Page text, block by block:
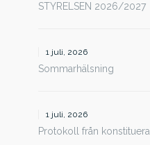
STYRELSEN 2026/2027
1 juli, 2026
Sommarhälsning
1 juli, 2026
Protokoll från